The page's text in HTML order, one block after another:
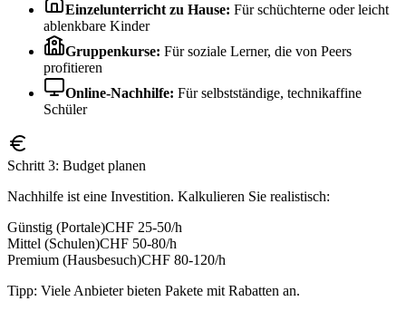
Einzelunterricht zu Hause: Für schüchterne oder leicht
ablenkbare Kinder
Gruppenkurse: Für soziale Lerner, die von Peers
profitieren
Online-Nachhilfe: Für selbstständige, technikaffine
Schüler
Schritt 3: Budget planen
Nachhilfe ist eine Investition. Kalkulieren Sie realistisch:
Günstig (Portale)CHF 25-50/h
Mittel (Schulen)CHF 50-80/h
Premium (Hausbesuch)CHF 80-120/h
Tipp: Viele Anbieter bieten Pakete mit Rabatten an.